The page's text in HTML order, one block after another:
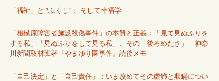
「福祉」と “ふくし” 、そして幸福学
「相模原障害者施設殺傷事件」の本質と正義：「見て見ぬふりを
する私」「見ぬふりをして見る私」、その「後ろめたさ」―神奈
川新聞取材班著『やまゆり園事件』読後メモ―
「自己決定」と「自己責任」：いま改めてその虚飾と欺瞞につい